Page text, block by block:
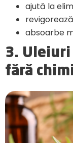
ajută la
absoarbe
3. Uleiuri
fără